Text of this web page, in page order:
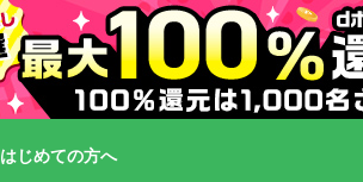
はじめての方へ